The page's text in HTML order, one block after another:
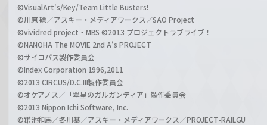
©VisualArt's/Key/Team Little Busters!
©川原 礫／アスキー・メディアワークス／SAO Project
©vividred project・MBS ©2013 プロジェクトラブライブ！
©NANOHA The MOVIE 2nd A's PROJECT
©サイコパス製作委員会
©Index Corporation 1996,2011
©2013 CIRCUS/D.C.III製作委員会
©オケアノス／「翠星のガルガンティア」製作委員会
©2013 Nippon Ichi Software, Inc.
©鎌池和馬／冬川基／アスキー・メディアワークス／PROJECT-RAILGU